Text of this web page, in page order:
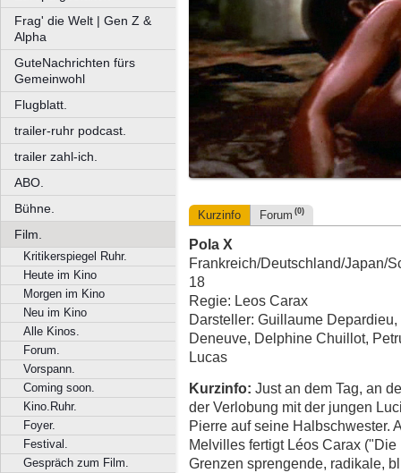
Frag' die Welt | Gen Z &
Alpha
GuteNachrichten fürs
Gemeinwohl
Flugblatt.
trailer-ruhr podcast.
trailer zahl-ich.
ABO.
Bühne.
Film.
Kritikerspiegel Ruhr.
Heute im Kino
Morgen im Kino
Neu im Kino
Alle Kinos.
Forum.
Vorspann.
Coming soon.
Kino.Ruhr.
Foyer.
Festival.
Gespräch zum Film.
Kurzinfo Forum (0)
Pola X
Frankreich/Deutschland/Japan/
18
Regie: Leos Carax
Darsteller: Guillaume
Deneuve, Delphine Chuillot,
Lucas
Kurzinfo: Just an dem Tag, an
der Verlobung mit der jungen
Pierre auf seine Halbschwester.
Melvilles fertigt Léos Carax
Grenzen sprengende, radikale,